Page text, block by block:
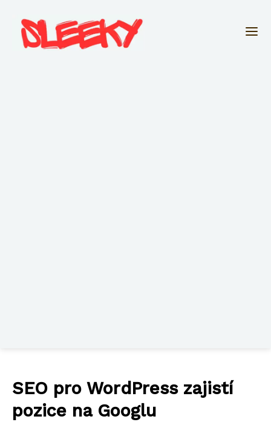
SEO pro WordPress zajistí
pozice na Googlu